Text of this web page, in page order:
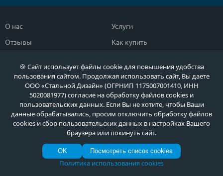
О нас
Отзывы
Новости
Контакты
Услуги
Как купить
Фото продукции
Гарантии и возврат
Каталог дверей
Популярные двери
Быстрый подбор двери
Двери в дом
Парадные двери
Двери в квартиру
Тамбурные двери
🍪 Сайт использует файлы cookie для повышения удобства
пользования сайтом. Продолжая использовать сайт, Вы даете
ООО «Стальной Дизайн» (ОГРНИП 1175007001410, ИНН
5020081977) согласие на обработку файлов cookies и
пользовательских данных. Если Вы не хотите, чтобы Ваши
данные обрабатывались, просим отключить обработку файлов
cookies и сбор пользовательских данных в настройках Вашего
браузера или покинуть сайт.
OK Посмотреть список cookies
Политика использования cookies